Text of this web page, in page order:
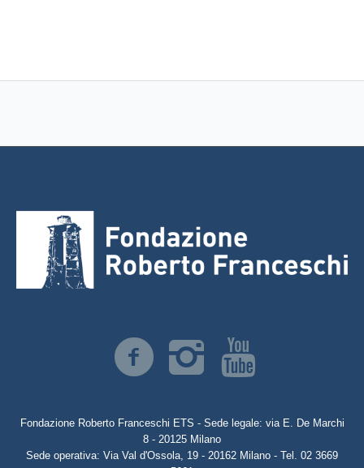
Fondazione Roberto Franceschi ETS - Sede legale: via E. De Marchi
8 - 20125 Milano
Sede operativa: Via Val d'Ossola, 19 - 20162 Milano - Tel. 02 3669